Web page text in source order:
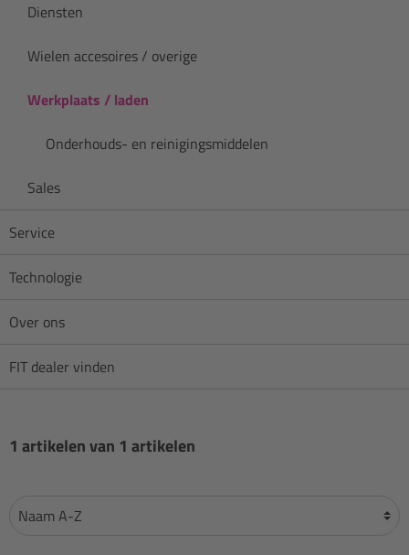
Diensten
Wielen accesoires / overige
Werkplaats / laden
Onderhouds- en reinigingsmiddelen
Sales
Service
Technologie
Over ons
FIT dealer vinden
1 artikelen van 1 artikelen